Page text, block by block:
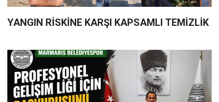
YANGIN RİSKİNE KARŞI KAPSAMLI TEMİZLİK